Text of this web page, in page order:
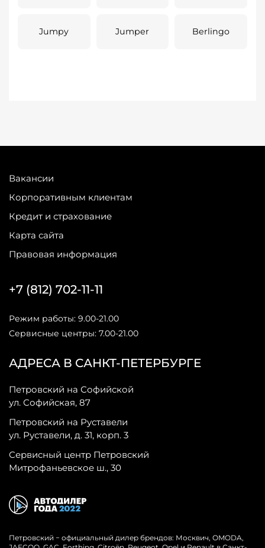
Jumpy Jumper Berlingo
Вакансии
Корпоративным клиентам
Кредит и страхование
Карта сайта
Правовая информация
АДРЕСА В САНКТ-ПЕТЕРБУРГЕ
Петровский на Софийской
ул. Софийская, 87
Петровский на Руставели
ул. Руставели, д. 31, корп. 3
Сервисный центр Петровский
Митрофаньевское ш., 30
+7 (812) 702-11-11
Режим работы: 9.00-21.00
Сервисные центры: 7.00-21.00
Петровский − официальный дилер брендов: Москвич, OMODA,